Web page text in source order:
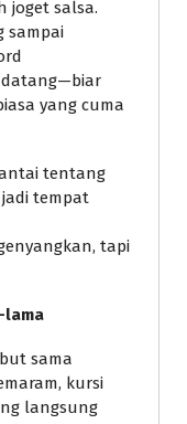
joget salsa.
sampai
datang—biar
yang cuma
tentang
tempat
tapi
lama
sama
kursi
langsung